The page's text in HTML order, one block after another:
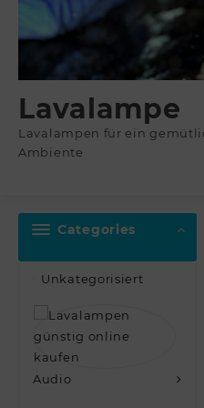
Lavalampe
Lavalampen für ein
Ambiente
Categories
Unkategorisiert
Audio